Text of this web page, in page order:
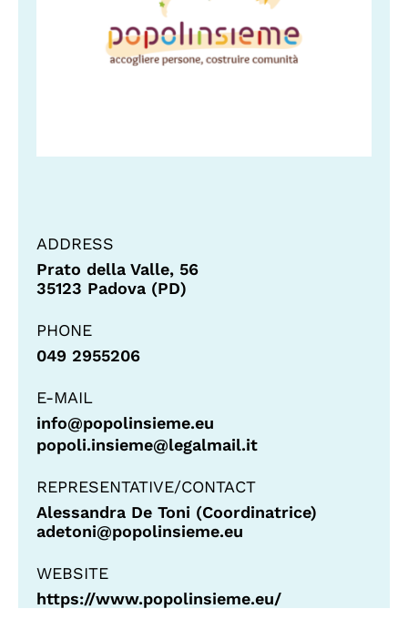
ADDRESS
Prato della Valle, 56
35123 Padova (PD)
PHONE
049 2955206
E-MAIL
info@popolinsieme.eu
popoli.insieme@legalmail.it
REPRESENTATIVE/CONTACT
Alessandra De Toni (Coordinatrice)
adetoni@popolinsieme.eu
WEBSITE
https://www.popolinsieme.eu/